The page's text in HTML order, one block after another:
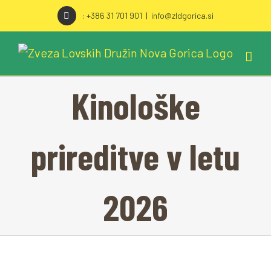
content
: +386 31 701 901 | info@zldgorica.si
Kinološke
prireditve v letu
2026